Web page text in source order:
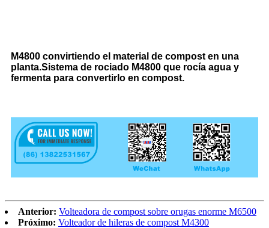
M4800 convirtiendo el material de compost en una
planta.Sistema de rociado M4800 que rocía agua y
fermenta para convertirlo en compost.
Anterior: Volteadora de compost sobre orugas enorme M6500
Próximo: Volteador de hileras de compost M4300